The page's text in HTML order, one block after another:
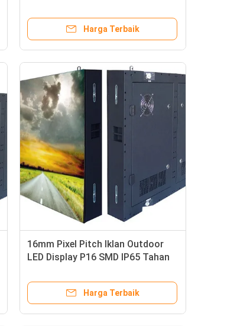
Harga Terbaik
16mm Pixel Pitch Iklan Outdoor
LED Display P16 SMD IP65 Tahan
Harga Terbaik